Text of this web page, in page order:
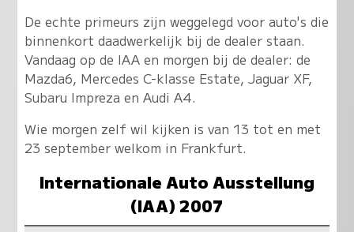
De echte primeurs zijn weggelegd voor auto's die
binnenkort daadwerkelijk bij de dealer staan.
Vandaag op de IAA en morgen bij de dealer: de
Mazda6, Mercedes C-klasse Estate, Jaguar XF,
Subaru Impreza en Audi A4.
Wie morgen zelf wil kijken is van 13 tot en met
23 september welkom in Frankfurt.
Internationale Auto Ausstellung
(IAA) 2007